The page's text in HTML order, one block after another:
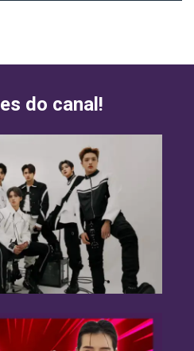
do canal!